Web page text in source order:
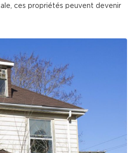
ces propriétés peuvent devenir